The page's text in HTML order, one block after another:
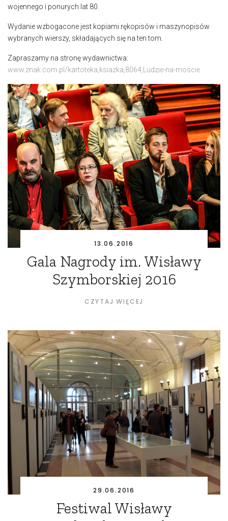
wojennego i ponurych lat 80.
Wydanie wzbogacone jest kopiami rękopisów i maszynopisów
wybranych wierszy, składających się na ten tom.
Zapraszamy na stronę wydawnictwa:
www.znak.com.pl/kartoteka,ksiazka,8064,Ludzie-na-moscie
13.06.2016
Gala Nagrody im. Wisławy
Szymborskiej 2016
CZYTAJ WIĘCEJ
29.06.2016
Festiwal Wisławy